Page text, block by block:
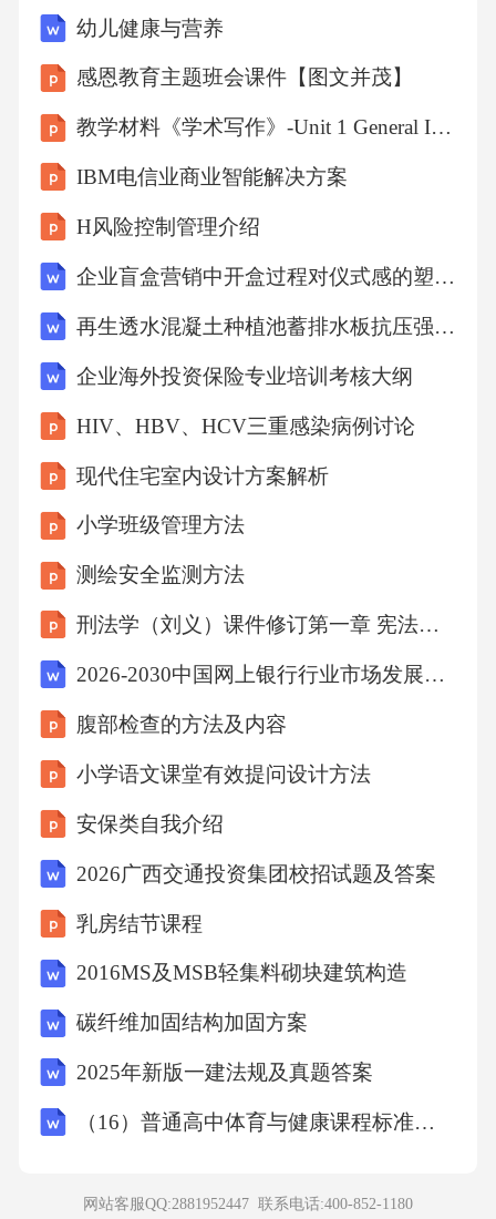
D、心理活动协调性
【答案】：A
解析：心理活动内在一致性，知、情、意之间
考点
心理素质与社7、下列说法正确的是（）
A、散逸层空气稀薄，温度和热量都非常高
B、雷暴通常发生在温度低、湿度高的地方
气层
D、地球大气散射蓝色光的能力比红色光强
【答案】：D
光容易被散射，波长较长的光不容易被散射。
而蓝光的波长较短，所以大气对蓝光的散射较
强，红光的波长较长，所以大气对红光的散射
较弱。故选D。
考点地理常识8、有些中学生经常通宵达旦地玩
游戏，造成肠胃功能紊乱、视力下降、大脑过
些中学生因没有钱玩游戏，走上了偷盗抢劫的
幼儿健康与营养
感恩教育主题班会课件【图文并茂】
教学材料《学术写作》-Unit 1 General Introduction to Academic Writing
IBM电信业商业智能解决方案
H风险控制管理介绍
企业盲盒营销中开盒过程对仪式感的塑造研究报告
再生透水混凝土种植池蓄排水板抗压强度监理细则
企业海外投资保险专业培训考核大纲
HIV、HBV、HCV三重感染病例讨论
现代住宅室内设计方案解析
小学班级管理方法
测绘安全监测方法
刑法学（刘义）课件修订第一章 宪法的概念及本质
2026-2030中国网上银行行业市场发展分析及发展前景与投资研究报告
腹部检查的方法及内容
小学语文课堂有效提问设计方法
安保类自我介绍
2026广西交通投资集团校招试题及答案
乳房结节课程
2016MS及MSB轻集料砌块建筑构造
碳纤维加固结构加固方案
2025年新版一建法规及真题答案
（16）普通高中体育与健康课程标准日常修订版（2017年版2025年修订）
网站客服QQ:2881952447 联系电话:400-852-1180